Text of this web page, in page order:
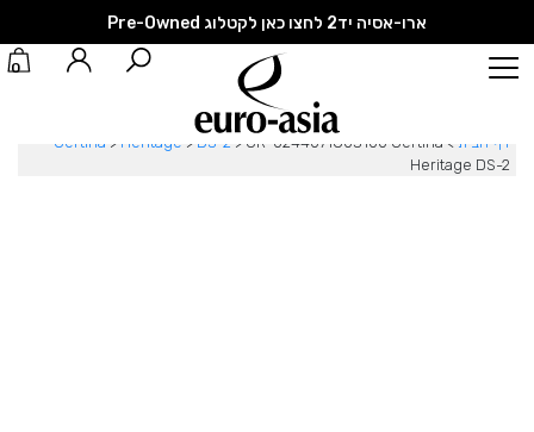
ארו-אסיה יד2 לחצו כאן לקטלוג Pre-Owned
0
דף הבית >
Certina > Heritage > DS-2 > CR-0244071803100 Certina
Heritage DS-2